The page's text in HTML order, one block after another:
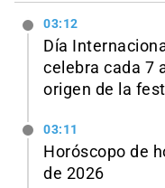
03:12
Día
celebra cada 7
origen de la
03:11
Horóscopo de
de 2026